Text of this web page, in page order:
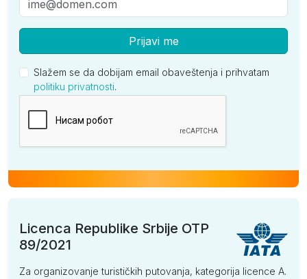
Prijavi me
Slažem se da dobijam email obaveštenja i prihvatam
politiku privatnosti.
Licenca Republike Srbije OTP
89/2021
Za organizovanje turističkih putovanja, kategorija licence A.